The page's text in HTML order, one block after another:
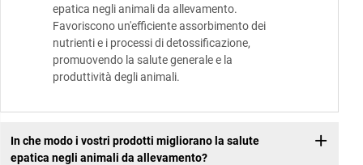
epatica negli animali da allevamento.
Favoriscono un'efficiente assorbimento dei
nutrienti e i processi di detossificazione,
promuovendo la salute generale e la
produttività degli animali.
In che modo i vostri prodotti migliorano la salute
epatica negli animali da allevamento?